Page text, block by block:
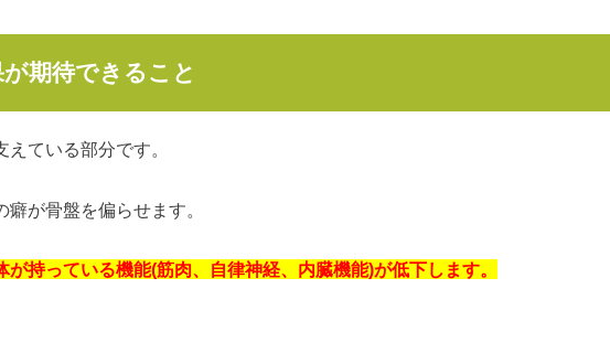
期待できること
ている部分です。
が骨盤を偏らせます。
持っている機能(筋肉、自律神経、内臓機能)が低下します。